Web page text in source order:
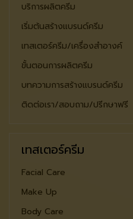
บริการผลิตครีม
เริ่มต้นสร้างแบรนด์ครีม
เทสเตอร์ครีม/เครื่องสำอางค์
ขั้นตอนการผลิตครีม
บทความการสร้างแบรนด์ครีม
ติดต่อเรา/สอบถาม/ปรีกษาฟรี
เทสเตอร์ครีม
Facial Care
Make Up
Body Care